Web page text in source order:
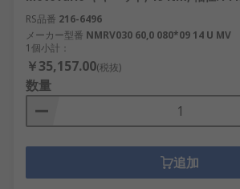
RS品番 216-6496
メーカー型番 NMRV030 60,0 080*09 14 U MV
1個小計：
￥35,157.00(税抜)
数量
追加